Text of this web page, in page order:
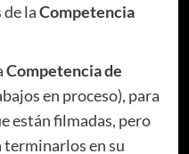
laCompetencia
Competencia de
en proceso), para
están filmadas, pero
terminarlos en su